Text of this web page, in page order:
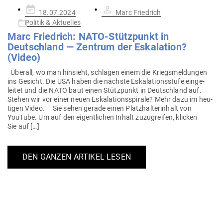
Gepostet
am
18.07.2024
Marc Friedrich
Politik & Aktuelles
Marc Friedrich: NATO-Stütz­punkt in
Deutschland — Zentrum der Eska­lation?
(Video)
Überall, wo man hin­sieht, schlagen einem die Kriegs­mel­dungen
ins Gesicht. Die USA haben die nächste Eska­la­ti­ons­stufe ein­ge­
leitet und die NATO baut einen Stütz­punkt in Deutschland auf.
Stehen wir vor einer neuen Eska­la­ti­ons­spirale? Mehr dazu im heu­
tigen Video. Sie sehen gerade einen Platz­hal­ter­inhalt von
YouTube. Um auf den eigent­lichen Inhalt zuzu­greifen, klicken
Sie auf […]
DEN GANZEN ARTIKEL LESEN